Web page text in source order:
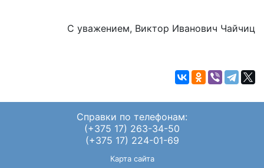
С уважением, Виктор Иванович Чайчиц
Справки по телефонам:
(+375 17) 263-34-50
(+375 17) 224-01-69
Карта сайта